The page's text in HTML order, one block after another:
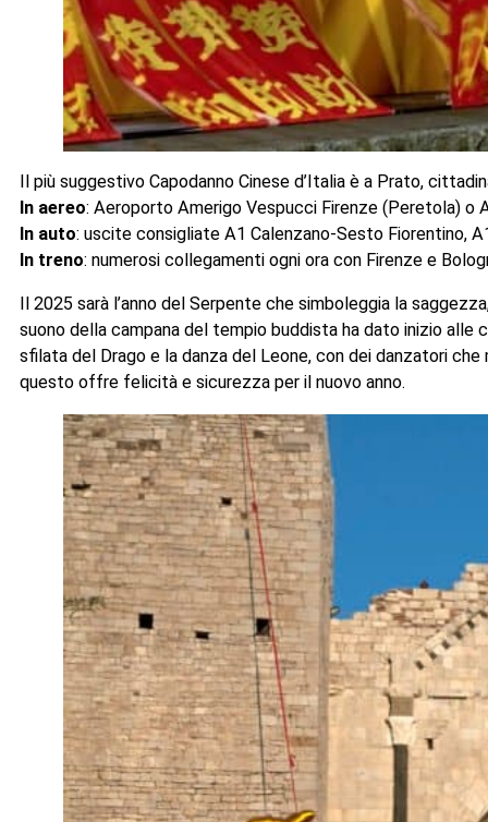
Il più suggestivo Capodanno Cinese d’Italia è a Prato,
In aereo: Aeroporto Amerigo Vespucci Firenze (Peretola) o
In auto: uscite consigliate A1 Calenzano-Sesto Fiorentino,
In treno: numerosi collegamenti ogni ora con Firenze e
Il 2025 sarà l’anno del Serpente che simboleggia la
suono della campana del tempio buddista ha dato inizio alle
sfilata del Drago e la danza del Leone, con dei danzatori
questo offre felicità e sicurezza per il nuovo anno.